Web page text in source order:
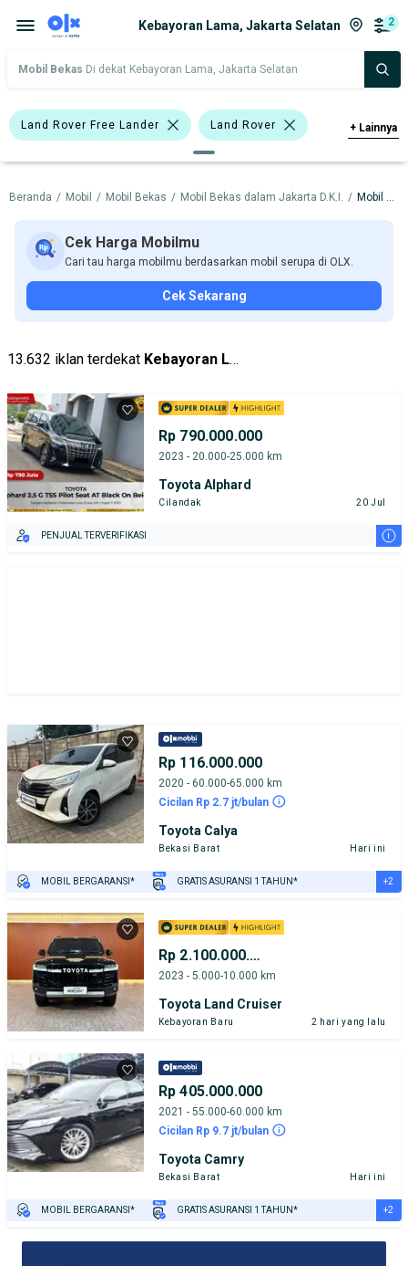
Kebayoran Lama, Jakarta Selatan 2
Mobil Bekas Di dekat Kebayoran Lama, Jakarta Selatan
Land Rover Free Lander Land Rover
Toyota
Harga Merek Dan Model Tahun
Tipe Bodi Tipe Membership
+ Lainnya
Beranda / Mobil / Mobil Bekas / Mobil Bekas dalam Jakarta D.K.I. / Mobil Bekas dalam Jakarta Selatan
Cek Harga Mobilmu
Cari tau harga mobilmu berdasarkan mobil serupa di OLX.
Cek Sekarang
13.632 iklan terdekat Kebayoran Lama
Rp 790.000.000
2023 - 20.000-25.000 km
Toyota Alphard
Cilandak 20 Jul
PENJUAL TERVERIFIKASI i
Rp 116.000.000
2020 - 60.000-65.000 km
Cicilan Rp 2.7 jt/bulan
Toyota Calya
Bekasi Barat Hari ini
MOBIL BERGARANSI* GRATIS ASURANSI 1 TAHUN* +2
Rp 2.100.000.000
2023 - 5.000-10.000 km
Toyota Land Cruiser
Kebayoran Baru 2 hari yang lalu
Rp 405.000.000
2021 - 55.000-60.000 km
Cicilan Rp 9.7 jt/bulan
Toyota Camry
Bekasi Barat Hari ini
MOBIL BERGARANSI* GRATIS ASURANSI 1 TAHUN* +2